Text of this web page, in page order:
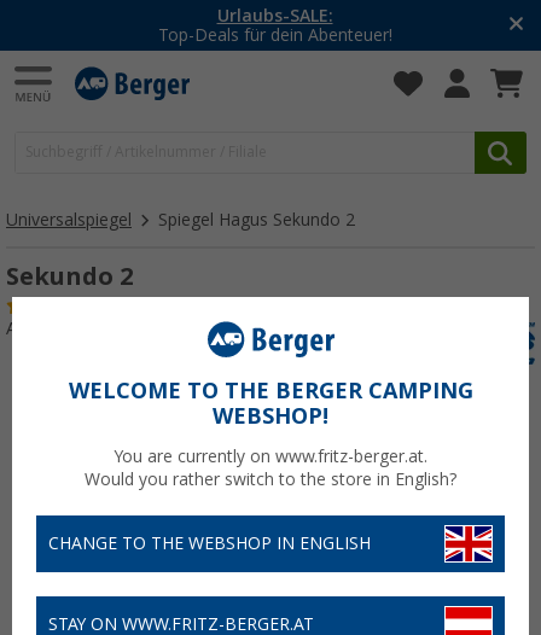
Urlaubs-SALE:
Top-Deals für dein Abenteuer!
Universalspiegel Spiegel Hagus Sekundo 2
Sekundo 2
Art.-Nr.: 159500
WELCOME TO THE BERGER CAMPING
WEBSHOP!
You are currently on www.fritz-berger.at.
Would you rather switch to the store in English?
CHANGE TO THE WEBSHOP IN ENGLISH
STAY ON WWW.FRITZ-BERGER.AT